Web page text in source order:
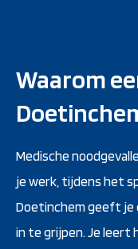
Waarom
Medische
je werk, tijdens het
Doetinchem geeft je
in te grijpen. Je leert